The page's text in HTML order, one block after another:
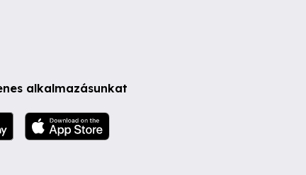
alkalmazásunkat